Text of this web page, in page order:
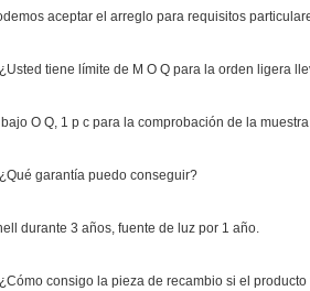
aceptar el arreglo para requisitos
tiene límite de M O Q para la orden ligera
O Q, 1 p c para la comprobación de la
garantía puedo conseguir?
durante 3 años, fuente de luz por 1 año.
consigo la pieza de recambio si el